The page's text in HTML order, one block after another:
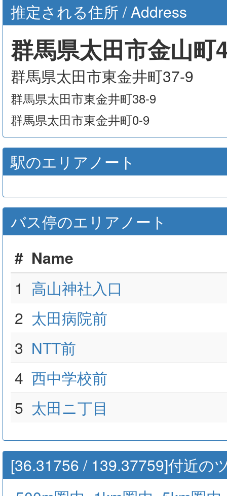
推定される住所 / Address
群馬県太田市金山町
群馬県太田市東金井町37-9
群馬県太田市東金井町38-9
群馬県太田市東金井町0-9
駅のエリアノート
バス停のエリアノート
# Name
1 高山神社入口
2 太田病院前
3 NTT前
4 西中学校前
5 太田ニ丁目
[36.31756 / 139.37759]付近の